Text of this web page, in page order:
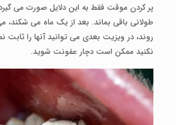
پر کردن موقت فقط به این دلایل صورت می
طولانی باقی بماند. بعد از یک ماه می شکند،
روند، در ویزیت بعدی می توانید آنها را ثابت
نکنید ممکن است دچار عفونت شوید.